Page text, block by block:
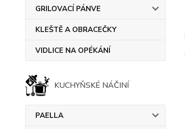
GRILOVACÍ PÁNVE
KLEŠTĚ A OBRACEČKY
VIDLICE NA OPÉKÁNÍ
KUCHYŇSKÉ NÁČINÍ
PAELLA